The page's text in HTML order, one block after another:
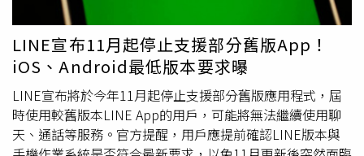
諺的嚴格監督，讓我塵封在資料夾裡的草稿有機會『出土』
問世！」她更笑說：：「今年能發行自己的第一張個人專
輯，算是世界第五大奇蹟了！」林理惠做專輯遇到最大的瓶
頸就是缺錢。（圖／創銘實業股份有限公司提供）雖然有老
公謝明諺及知名音樂人柯智豪的鼎力相助，但這張專輯竟然
一做就是七年時間，除了自身「慢工出細活」的個性使然
外，中間最大的瓶頸還是卡在「錢」，從2019年就開始籌
LINE宣布11月起停止支援部分舊版App！
iOS、Android最低版本要求曝
LINE宣布將於今年11月起停止支援部分舊版應用程式，屆
時使用較舊版本LINE App的用戶，可能將無法繼續使用聊
天、通話等服務。官方提醒，用戶應提前確認LINE版本與